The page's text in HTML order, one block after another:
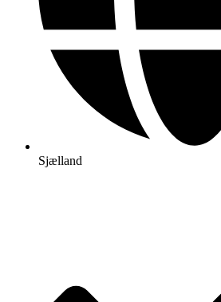
Sjælland